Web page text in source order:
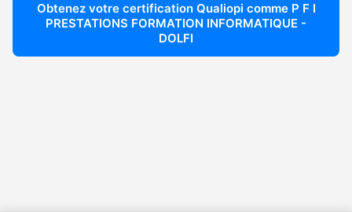
Obtenez votre certification Qualiopi comme P F I
PRESTATIONS FORMATION INFORMATIQUE -
DOLFI